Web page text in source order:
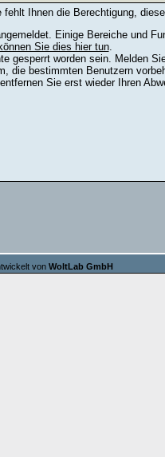
fehlt Ihnen die Berechtigung,
Einige Bereiche und
Sie dies hier tun.
gesperrt worden sein. Melden
die bestimmten Benutzern
Sie erst wieder Ihren
von WoltLab GmbH